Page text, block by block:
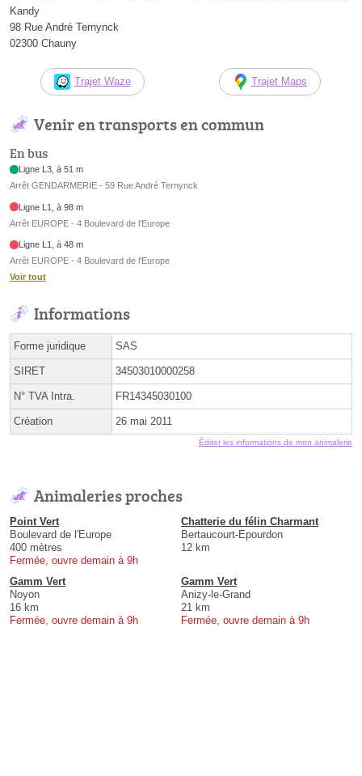
Kandy
98 Rue André Ternynck
02300 Chauny
Trajet Waze Trajet Maps
Venir en transports en commun
En bus
Ligne L3, à 51 m
Arrêt GENDARMERIE - 59 Rue André Ternynck
Ligne L1, à 98 m
Arrêt EUROPE - 4 Boulevard de l'Europe
Ligne L1, à 48 m
Arrêt EUROPE - 4 Boulevard de l'Europe
Voir tout
Informations
Forme juridique SAS
SIRET 34503010000258
N° TVA Intra. FR14345030100
Création 26 mai 2011
Éditer les informations de mon animalerie
Animaleries proches
Point Vert
Boulevard de l'Europe
400 mètres
Fermée, ouvre demain à 9h
Chatterie du félin Charmant
Bertaucourt-Epourdon
12 km
Gamm Vert
Noyon
16 km
Fermée, ouvre demain à 9h
Gamm Vert
Anizy-le-Grand
21 km
Fermée, ouvre demain à 9h